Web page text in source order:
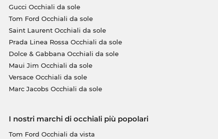
Gucci Occhiali da sole
Tom Ford Occhiali da sole
Saint Laurent Occhiali da sole
Prada Linea Rossa Occhiali da sole
Dolce & Gabbana Occhiali da sole
Maui Jim Occhiali da sole
Versace Occhiali da sole
Marc Jacobs Occhiali da sole
I nostri marchi di occhiali più popolari
Tom Ford Occhiali da vista